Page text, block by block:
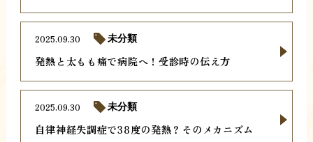
発熱と太もも痛で病院へ！受診時の伝え方
2025.09.30 未分類
自律神経失調症で38度の発熱？そのメカニズム
2025.09.30 未分類